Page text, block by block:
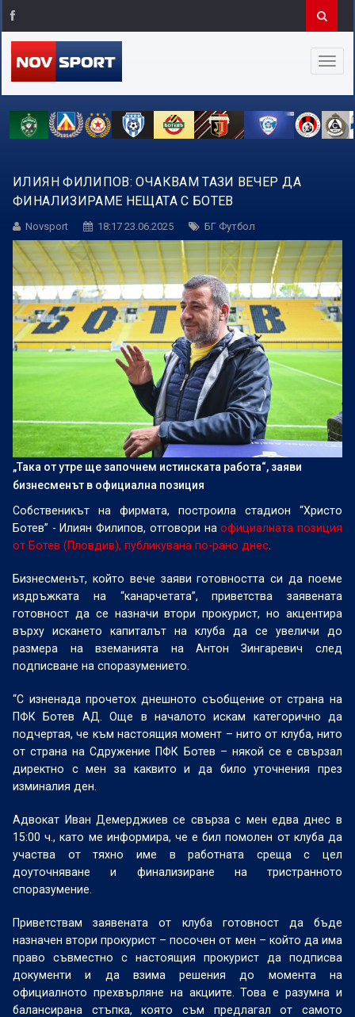
ИЛИЯН ФИЛИПОВ: ОЧАКВАМ ТАЗИ ВЕЧЕР ДА
ФИНАЛИЗИРАМЕ НЕЩАТА С БОТЕВ
Novsport 18:17 23.06.2025 БГ Футбол
„Така от утре ще започнем истинската работа“, заяви
бизнесменът в официална позиция
Собственикът на фирмата, построила стадион “Христо
Ботев” - Илиян Филипов, отговори наофициалната позиция
от Ботев (Пловдив), публикувана по-рано днес
Бизнесменът, който вече заяви готовността си да поеме
издръжката на “канарчетата”, приветства заявената
готовност да се назначи втори прокурист, но акцентира
върху искането капиталът на клуба да се увеличи до
размера на вземанията на Антон Зингаревич след
подписване на споразумението.
“С изненада прочетох днешното съобщение от страна на
ПФК Ботев АД. Още в началото искам категорично да
подчертая, че към настоящия момент – нито от клуба, нито
от страна на Сдружение ПФК Ботев – някой се е свързал
директно с мен за каквито и да било уточнения през
изминалия ден.
Адвокат Иван Демерджиев се свърза с мен едва днес в
15:00 ч., като ме информира, че е бил помолен от клуба да
участва от тяхно име в работната среща с цел
доуточняване и финализиране на тристранното
споразумение.
Приветствам заявената от клуба готовност да бъде
назначен втори прокурист – посочен от мен – който да има
право съвместно с настоящия прокурист да подписва
документи и да взима решения до момента на
официалното прехвърляне на акциите. Това е разумна и
балансирана стъпка, която съм предлагал от самото